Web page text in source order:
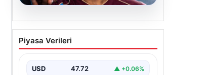
05.08.2026
Mohamed Salah
transferinin detayları
Piyasa Verileri
USD 47.72 ▲ +0.06%